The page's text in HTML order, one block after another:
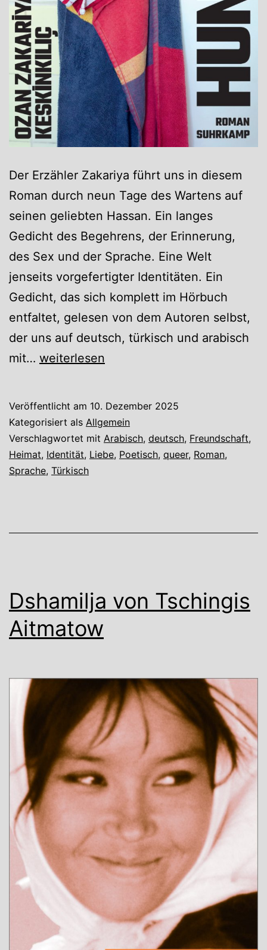
Der Erzähler Zakariya führt uns in diesem
Roman durch neun Tage des Wartens auf
seinen geliebten Hassan. Ein langes
Gedicht des Begehrens, der Erinnerung,
des Sex und der Sprache. Eine Welt
jenseits vorgefertigter Identitäten. Ein
Gedicht, das sich komplett im Hörbuch
entfaltet, gelesen von dem Autoren selbst,
der uns auf deutsch, türkisch und arabisch
mit… Hundesohn
Zakariya
Keskinkılıç
weiterlesen
Veröffentlicht am 10. Dezember 2025
Kategorisiert als Allgemein
Verschlagwortet mit Arabisch, deutsch, Freundschaft,
Heimat, Identität, Liebe, Poetisch, queer, Roman,
Sprache, Türkisch
Dshamilja von Tschingis
Aitmatow